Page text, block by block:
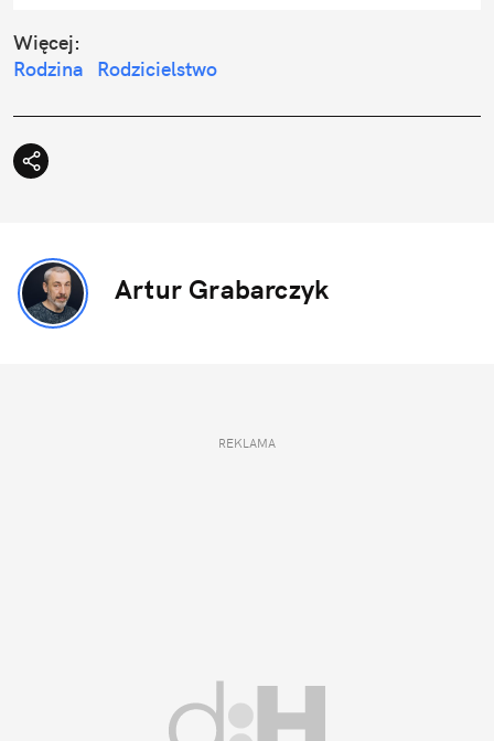
Więcej:
Rodzina
Rodzicielstwo
Artur Grabarczyk
REKLAMA